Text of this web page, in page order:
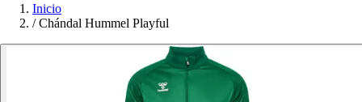
Inicio
/ Chándal Hummel Playful